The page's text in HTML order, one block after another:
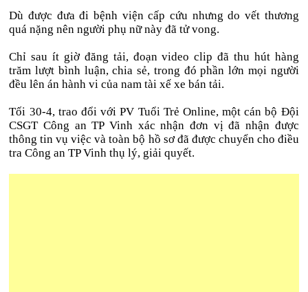
Dù được đưa đi bệnh viện cấp cứu nhưng do vết thương
quá nặng nên người phụ nữ này đã tử vong.
Chỉ sau ít giờ đăng tải, đoạn video clip đã thu hút hàng
trăm lượt bình luận, chia sẻ, trong đó phần lớn mọi người
đều lên án hành vi của nam tài xế xe bán tải.
Tối 30-4, trao đổi với PV Tuổi Trẻ Online, một cán bộ Đội
CSGT Công an TP Vinh xác nhận đơn vị đã nhận được
thông tin vụ việc và toàn bộ hồ sơ đã được chuyển cho điều
tra Công an TP Vinh thụ lý, giải quyết.